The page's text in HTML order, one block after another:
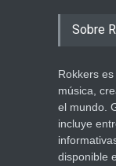
Sobre
Rokkers
música,
el mundo.
incluye
disponible